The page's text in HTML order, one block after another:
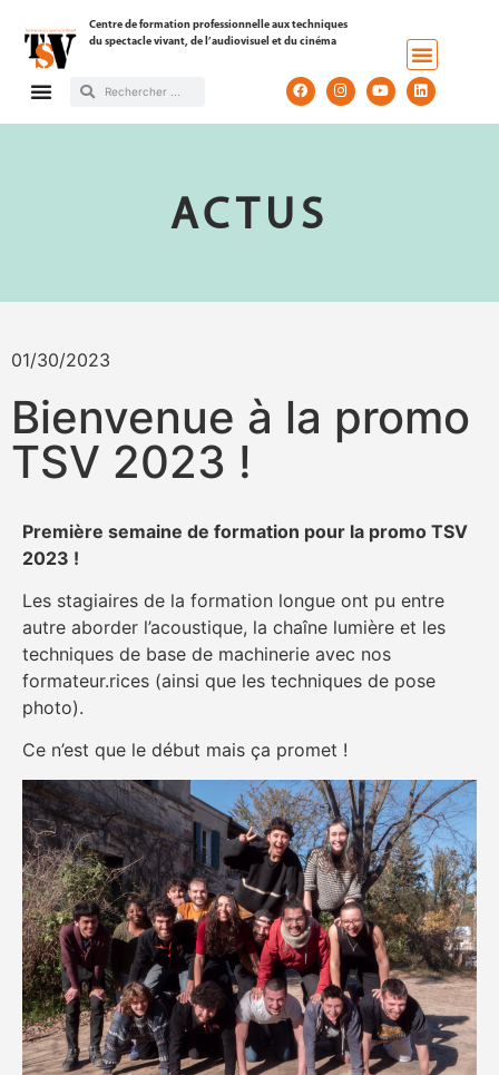
Centre de formation professionnelle aux techniques
du spectacle vivant, de l’audiovisuel et du cinéma
ACTUS
01/30/2023
Bienvenue à la promo
TSV 2023 !
Première semaine de formation pour la promo TSV
2023 !
Les stagiaires de la formation longue ont pu entre
autre aborder l’acoustique, la chaîne lumière et les
techniques de base de machinerie avec nos
formateur.rices (ainsi que les techniques de pose
photo).
Ce n’est que le début mais ça promet !